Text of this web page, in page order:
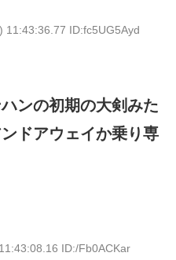
11:43:36.77 ID:fc5UG5Ayd
ンの初期の大剣みた
ドアウェイか乗り専
ID:/Fb0ACKar